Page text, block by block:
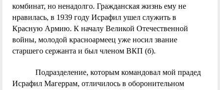
комбинат, но ненадолго. Гражданская жизнь ему не
нравилась, в 1939 году Исрафил ушел служить в
Красную Армию. К началу Великой Отечественной
войны, молодой красноармеец уже носил звание
старшего сержанта и был членом ВКП (б).
Подразделение, которым командовал мой прадед
Исрафил Магеррам, отличилось в оборонительном